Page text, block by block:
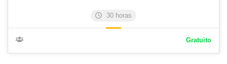
30 horas
Gratuito